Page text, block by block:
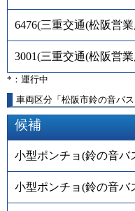
6476(三重交通(松阪営
3001(三重交通(松阪営
*：運行中
車両区分「松阪市鈴の音バ
候補
小型ポンチョ(鈴の音バ
小型ポンチョ(鈴の音バ